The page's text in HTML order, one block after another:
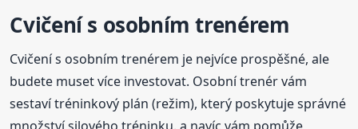
Cvičení s osobním trenérem
Cvičení s osobním trenérem je nejvíce prospěšné, ale
budete muset více investovat. Osobní trenér vám
sestaví tréninkový plán (režim), který poskytuje správné
množství silového tréninku, a navíc vám pomůže